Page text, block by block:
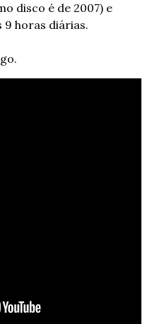
disco é de 2007) e
9 horas diárias.